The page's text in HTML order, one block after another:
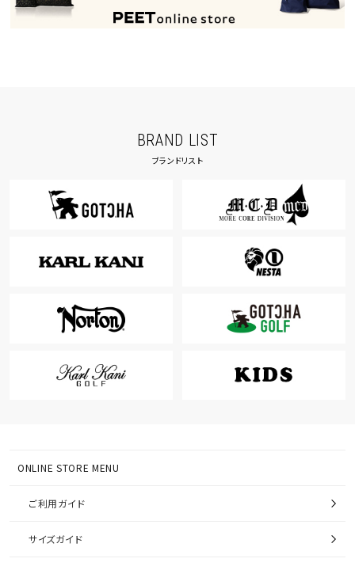
BRAND LIST
ブランドリスト
ONLINE STORE MENU
ご利用ガイド
サイズガイド